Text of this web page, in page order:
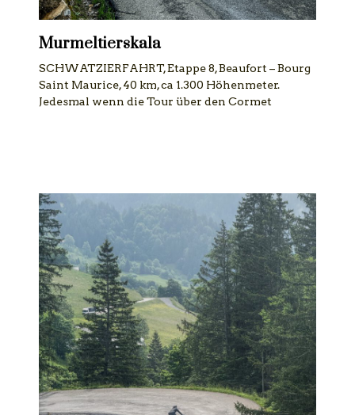
Murmeltierskala
SCHWATZIERFAHRT, Etappe 8, Beaufort – Bourg
Saint Maurice, 40 km, ca 1.300 Höhenmeter.
Jedesmal wenn die Tour über den Cormet